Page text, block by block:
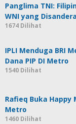
Panglima TNI:
WNI yang
1674 Dilihat
IPLI Menduga BRI
Dana PIP DI Metro
1540 Dilihat
Rafieq Buka Happy
Metro
1460 Dilihat